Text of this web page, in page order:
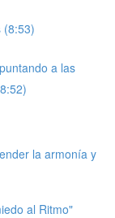
(8:53)
a las
la armonía y
al Ritmo"